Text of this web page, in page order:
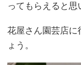
ってもらえると思
花屋さん園芸店に
ょう。